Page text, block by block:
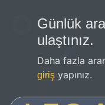
Günlük
ulaştınız.
Daha fazla
giriş yapınız.